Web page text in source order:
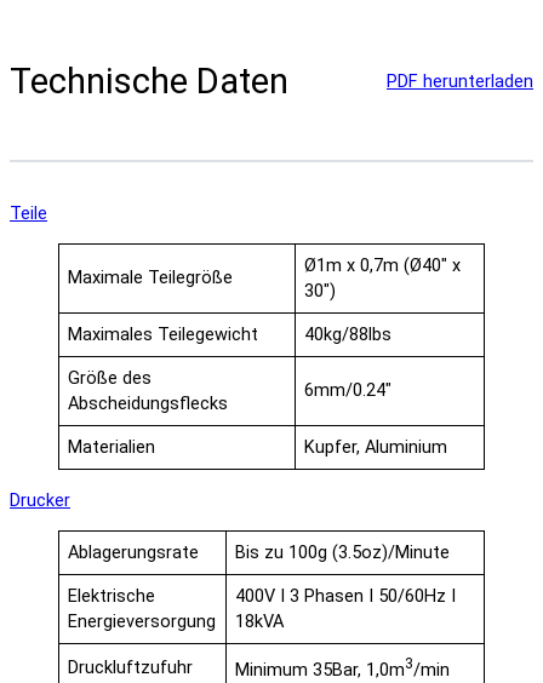
Technische Daten PDF herunterladen
Teile
Maximale Teilegröße
Ø1m x 0,7m (Ø40" x
30")
Maximales Teilegewicht 40kg/88lbs
Größe des
Abscheidungsflecks
6mm/0.24″
Materialien Kupfer, Aluminium
Drucker
Ablagerungsrate Bis zu 100g (3.5oz)/Minute
Elektrische
Energieversorgung
400V I 3 Phasen I 50/60Hz I
18kVA
Druckluftzufuhr Minimum 35Bar, 1,0m3/min